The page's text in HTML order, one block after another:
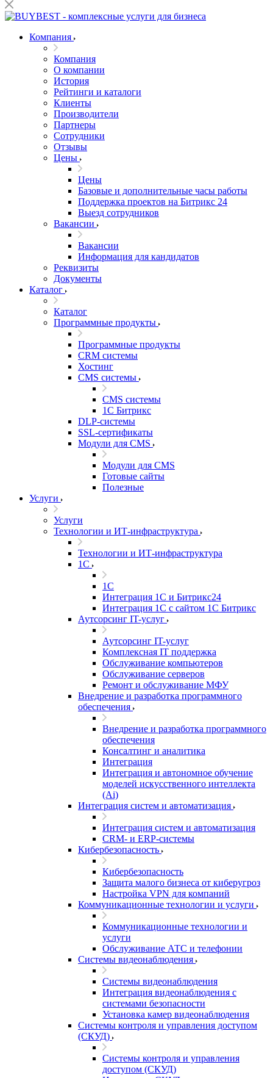
Компания
Компания
О компании
История
Рейтинги и каталоги
Клиенты
Производители
Партнеры
Сотрудники
Отзывы
Цены
Цены
Базовые и дополнительные часы работы
Поддержка проектов на Битрикс 24
Выезд сотрудников
Вакансии
Вакансии
Информация для кандидатов
Реквизиты
Документы
Каталог
Каталог
Программные продукты
Программные продукты
CRM системы
Хостинг
CMS системы
CMS системы
1С Битрикс
DLP‑системы
SSL-сертификаты
Модули для CMS
Модули для CMS
Готовые сайты
Полезные
Услуги
Услуги
Технологии и ИТ-инфраструктура
Технологии и ИТ-инфраструктура
1С
1С
Интеграция 1С и Битрикс24
Интеграция 1С с сайтом 1С Битрикс
Аутсорсинг IT-услуг
Аутсорсинг IT-услуг
Комплексная IT поддержка
Обслуживание компьютеров
Обслуживание серверов
Ремонт и обслуживание МФУ
Внедрение и разработка программного
обеспечения
Внедрение и разработка программного
обеспечения
Консалтинг и аналитика
Интеграция
Интеграция и автономное обучение
моделей искусственного интеллекта
(Ai)
Интеграция систем и автоматизация
Интеграция систем и автоматизация
CRM- и ERP-системы
Кибербезопасность
Кибербезопасность
Защита малого бизнеса от киберугроз
Настройка VPN для компаний
Коммуникационные технологии и услуги
Коммуникационные технологии и
услуги
Обслуживание АТС и телефонии
Системы видеонаблюдения
Системы видеонаблюдения
Интеграция видеонаблюдения с
системами безопасности
Установка камер видеонаблюдения
Системы контроля и управления доступом
(СКУД)
Системы контроля и управления
доступом (СКУД)